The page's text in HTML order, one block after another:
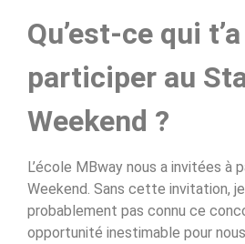
Qu’est-ce qui
participer au
Weekend ?
L’école MBway nous a invitées à
Weekend. Sans cette invitation, je
probablement pas connu ce
opportunité inestimable pour